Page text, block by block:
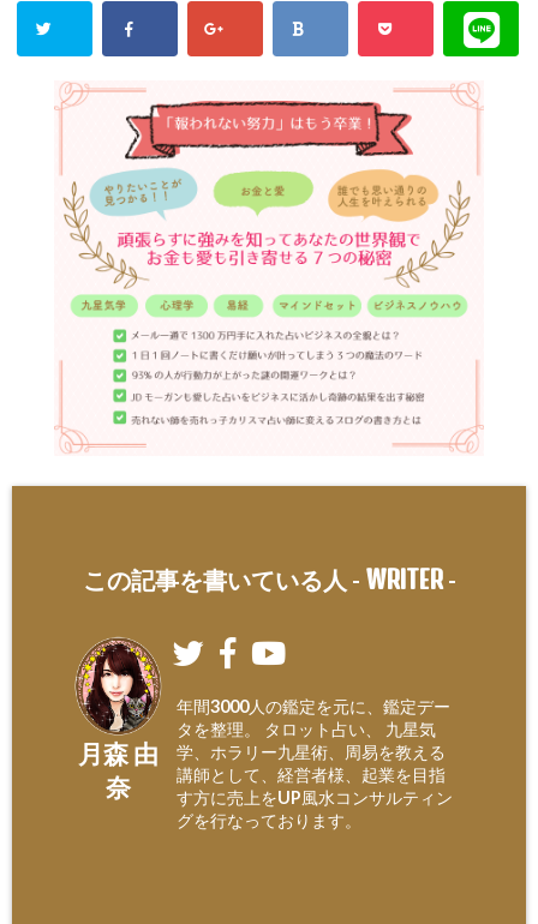
この記事を書いている人 - WRITER-
月森 由
奈
年間3000人の鑑定を元に、鑑定デー
タを整理。 タロット占い、 九星気
学、ホラリー九星術、周易を教える
講師として、経営者様、起業を目指
す方に売上をUP風水コンサルティン
グを行なっております。